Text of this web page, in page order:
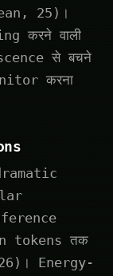
25)।
करने वाली
से बचने
करना
tokens तक
Energy-